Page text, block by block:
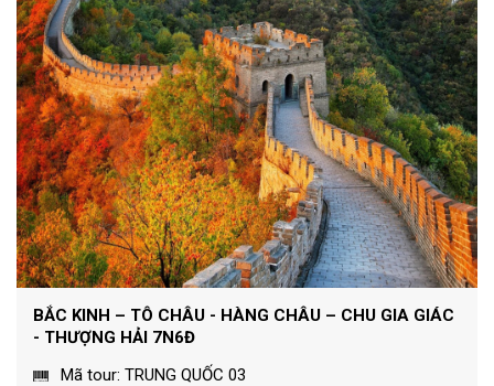
BẮC KINH – TÔ CHÂU - HÀNG CHÂU – CHU GIA GIÁC
- THƯỢNG HẢI 7N6Đ
Mã tour: TRUNG QUỐC 03